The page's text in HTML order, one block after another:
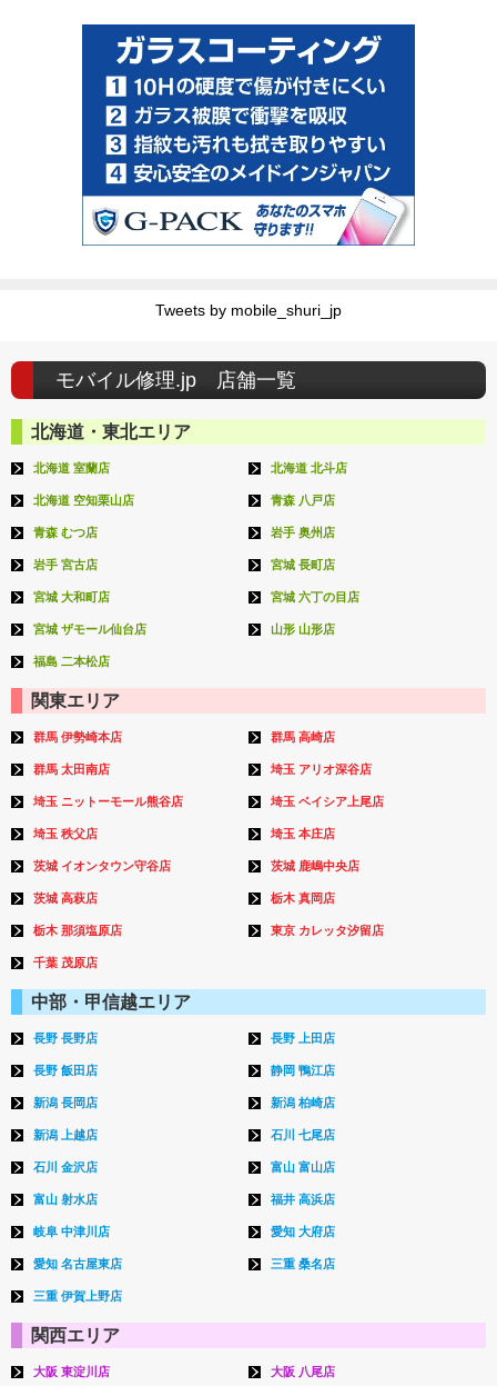
Tweets by mobile_shuri_jp
モバイル修理.jp 店舗一覧
北海道・東北エリア
北海道 室蘭店 北海道 北斗店
北海道 空知栗山店 青森 八戸店
青森 むつ店 岩手 奥州店
岩手 宮古店 宮城 長町店
宮城 大和町店 宮城 六丁の目店
宮城 ザモール仙台店 山形 山形店
福島 二本松店
関東エリア
群馬 伊勢崎本店 群馬 高崎店
群馬 太田南店 埼玉 アリオ深谷店
埼玉 ニットーモール熊谷店 埼玉 ベイシア上尾店
埼玉 秩父店 埼玉 本庄店
茨城 イオンタウン守谷店 茨城 鹿嶋中央店
茨城 高萩店 栃木 真岡店
栃木 那須塩原店 東京 カレッタ汐留店
千葉 茂原店
中部・甲信越エリア
長野 長野店 長野 上田店
長野 飯田店 静岡 鴨江店
新潟 長岡店 新潟 柏崎店
新潟 上越店 石川 七尾店
石川 金沢店 富山 富山店
富山 射水店 福井 高浜店
岐阜 中津川店 愛知 大府店
愛知 名古屋東店 三重 桑名店
三重 伊賀上野店
関西エリア
大阪 東淀川店 大阪 八尾店